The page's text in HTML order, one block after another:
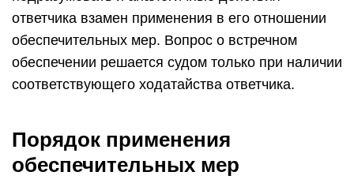
ответчика взамен применения в его отношении
обеспечительных мер. Вопрос о встречном
обеспечении решается судом только при наличии
соответствующего ходатайства ответчика.
Порядок применения
обеспечительных мер